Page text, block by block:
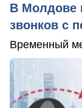
В Молдове
звонков с
Временный